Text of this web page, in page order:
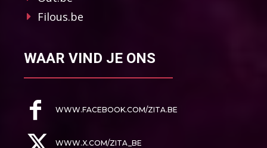
Filous.be
WAAR VIND JE ONS
WWW.FACEBOOK.COM/ZITA.BE
WWW.X.COM/ZITA_BE